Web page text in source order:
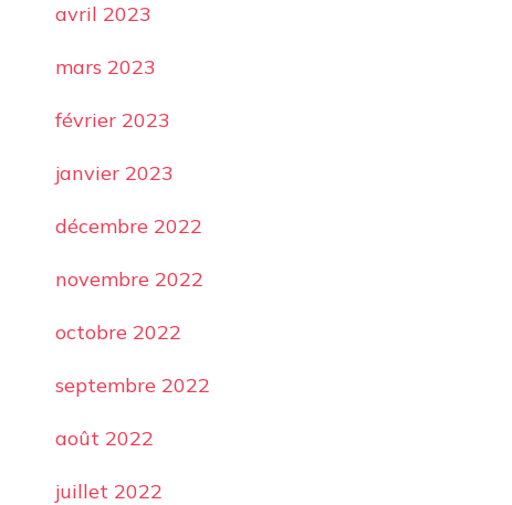
avril 2023
mars 2023
février 2023
janvier 2023
décembre 2022
novembre 2022
octobre 2022
septembre 2022
août 2022
juillet 2022